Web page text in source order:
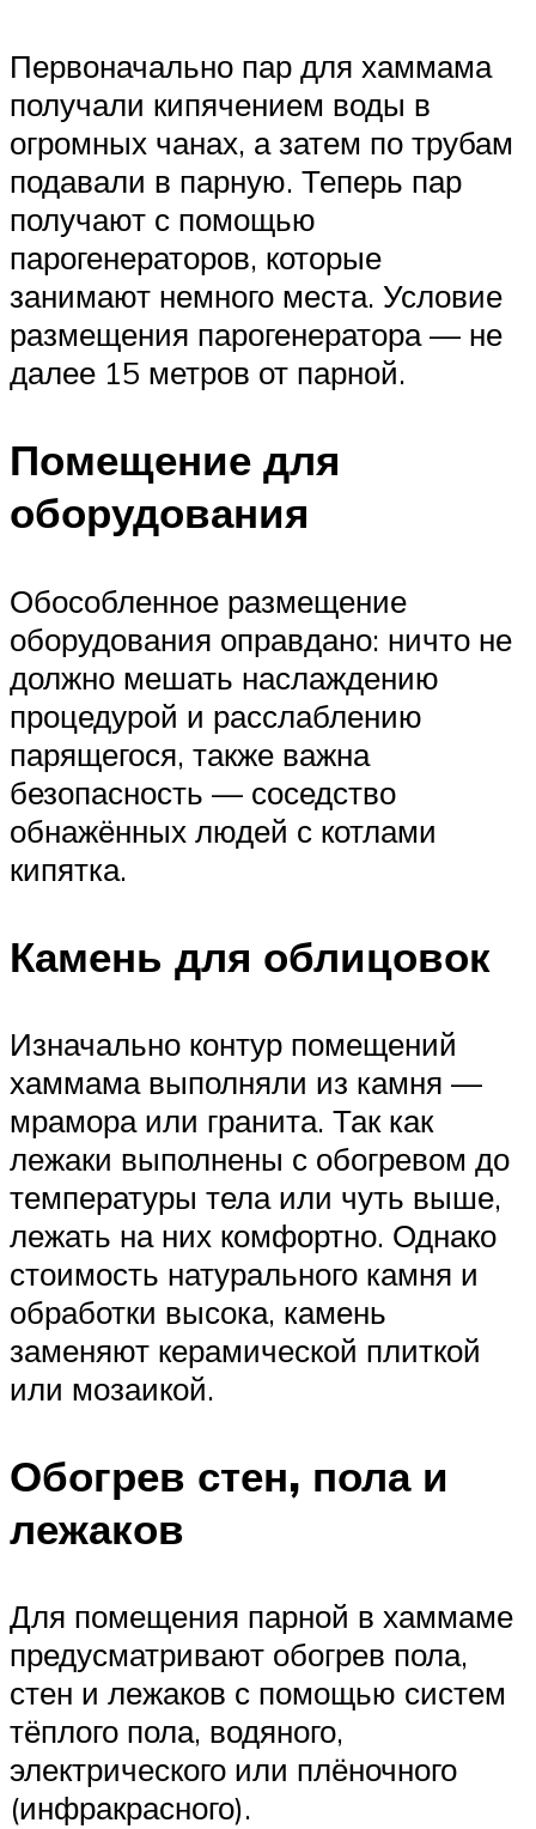
Первоначально пар для хаммама
получали кипячением воды в
огромных чанах, а затем по трубам
подавали в парную. Теперь пар
получают с помощью
парогенераторов, которые
занимают немного места. Условие
размещения парогенератора — не
далее 15 метров от парной.
Помещение для
оборудования
Обособленное размещение
оборудования оправдано: ничто не
должно мешать наслаждению
процедурой и расслаблению
парящегося, также важна
безопасность — соседство
обнажённых людей с котлами
кипятка.
Камень для облицовок
Изначально контур помещений
хаммама выполняли из камня —
мрамора или гранита. Так как
лежаки выполнены с обогревом до
температуры тела или чуть выше,
лежать на них комфортно. Однако
стоимость натурального камня и
обработки высока, камень
заменяют керамической плиткой
или мозаикой.
Обогрев стен, пола и
лежаков
Для помещения парной в хаммаме
предусматривают обогрев пола,
стен и лежаков с помощью систем
тёплого пола, водяного,
электрического или плёночного
(инфракрасного).